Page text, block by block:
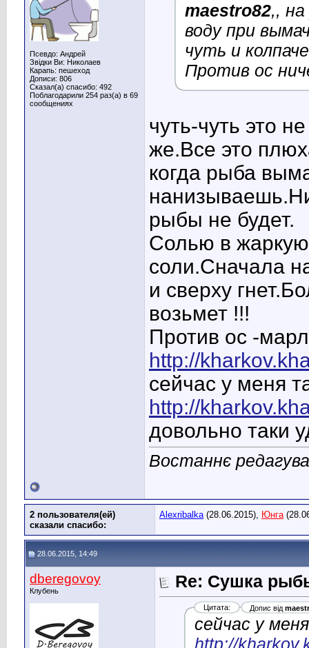
Псевдо: Андрей
Звідки Ви: Николаев
Карапь: пешеход
Дописи: 806
Сказал(а) спасибо: 492
Поблагодарили 254 раз(а) в 69
сообщениях
maestro82,, на
воду при
чуть и
Против ос
чуть-чуть это
же.Все это
когда рыба
рыбы не будет.
Солью в
соли.Сначала
и сверху
возьмет !!!
Против ос -
http://
сейчас у меня
http://
довольно таки
Востаннє
2 пользователя(ей)
сказали cпасибо:
Alexribalka(28.06.2015), Юнга
28.06.2015, 14:49
dberegovoy
Клубень Re: Сушка
Цитата: Допис від
сейчас у
http://